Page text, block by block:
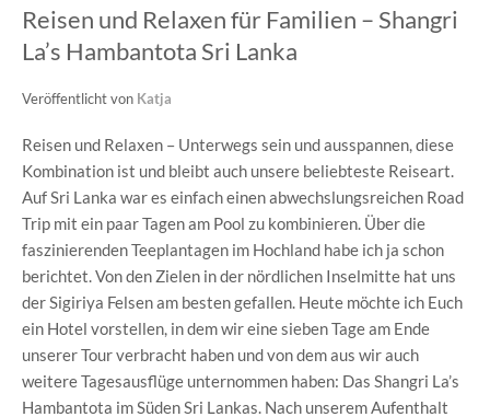
Reisen und Relaxen für Familien – Shangri
La’s Hambantota Sri Lanka
Veröffentlicht von Katja
Reisen und Relaxen – Unterwegs sein und ausspannen, diese
Kombination ist und bleibt auch unsere beliebteste Reiseart.
Auf Sri Lanka war es einfach einen abwechslungsreichen Road
Trip mit ein paar Tagen am Pool zu kombinieren. Über die
faszinierenden Teeplantagen im Hochland habe ich ja schon
berichtet. Von den Zielen in der nördlichen Inselmitte hat uns
der Sigiriya Felsen am besten gefallen. Heute möchte ich Euch
ein Hotel vorstellen, in dem wir eine sieben Tage am Ende
unserer Tour verbracht haben und von dem aus wir auch
weitere Tagesausflüge unternommen haben: Das Shangri La’s
Hambantota im Süden Sri Lankas. Nach unserem Aufenthalt